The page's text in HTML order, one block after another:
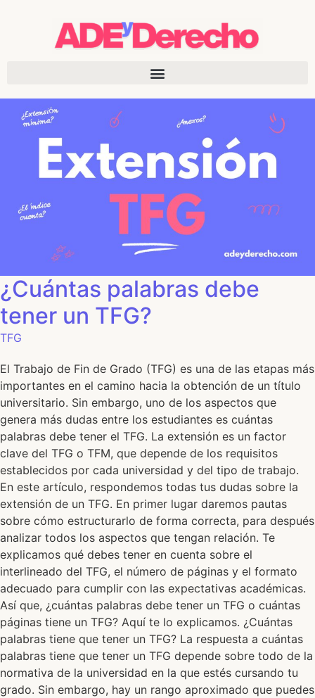
¿Cuántas palabras debe
tener un TFG?
TFG
El Trabajo de Fin de Grado (TFG) es una de las etapas más
importantes en el camino hacia la obtención de un título
universitario. Sin embargo, uno de los aspectos que
genera más dudas entre los estudiantes es cuántas
palabras debe tener el TFG. La extensión es un factor
clave del TFG o TFM, que depende de los requisitos
establecidos por cada universidad y del tipo de trabajo.
En este artículo, respondemos todas tus dudas sobre la
extensión de un TFG. En primer lugar daremos pautas
sobre cómo estructurarlo de forma correcta, para después
analizar todos los aspectos que tengan relación. Te
explicamos qué debes tener en cuenta sobre el
interlineado del TFG, el número de páginas y el formato
adecuado para cumplir con las expectativas académicas.
Así que, ¿cuántas palabras debe tener un TFG o cuántas
páginas tiene un TFG? Aquí te lo explicamos. ¿Cuántas
palabras tiene que tener un TFG? La respuesta a cuántas
palabras tiene que tener un TFG depende sobre todo de la
normativa de la universidad en la que estés cursando tu
grado. Sin embargo, hay un rango aproximado que puedes